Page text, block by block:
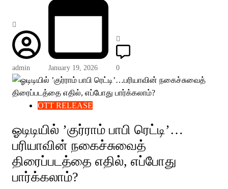
admin January 19, 2026 0
OTT RELEASE
ஓடிடியில் ’குர்ராம் பாபி ரெட்டி’…
பரியாவின் நகைச்சுவைத்
திரைப்படத்தை எதில், எப்போது
பார்க்கலாம்?